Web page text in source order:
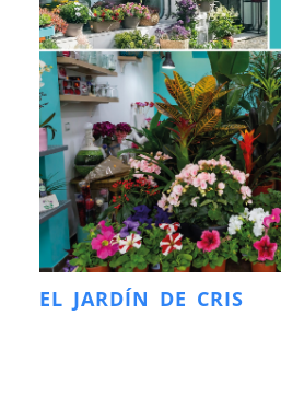
EL JARDÍN DE CRIS